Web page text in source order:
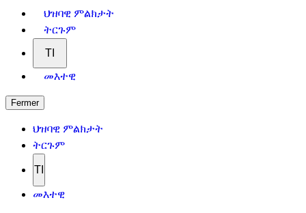
ህዝባዊ ምልክታት
ትርጉም
TI
መእተዊ
Fermer
ህዝባዊ ምልክታት
ትርጉም
TI
መእተዊ